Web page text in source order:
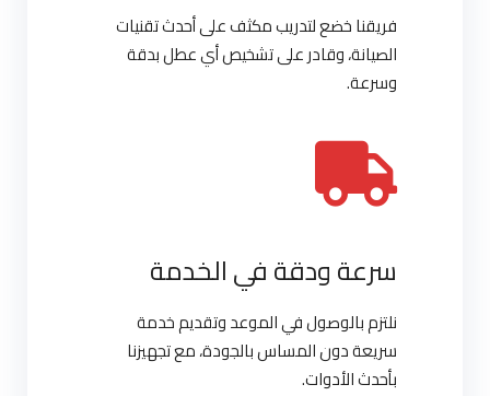
فريقنا خضع لتدريب مكثف على أحدث تقنيات
الصيانة، وقادر على تشخيص أي عطل بدقة
وسرعة.
سرعة ودقة في الخدمة
نلتزم بالوصول في الموعد وتقديم خدمة
سريعة دون المساس بالجودة، مع تجهيزنا
بأحدث الأدوات.